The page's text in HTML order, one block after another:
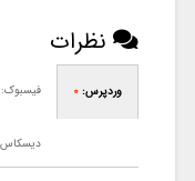
نظرات
وردپرس: 0 فیسبوک: